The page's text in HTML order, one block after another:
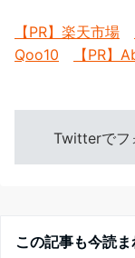
【PR】楽天市場
Qoo10
【PR】
Twitterでフ
この記事も今読